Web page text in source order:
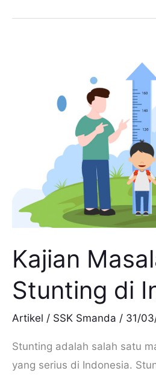
Kajian
Stunting di
Artikel / SSK Smanda / 31/
Stunting adalah salah satu
yang serius di Indonesia.